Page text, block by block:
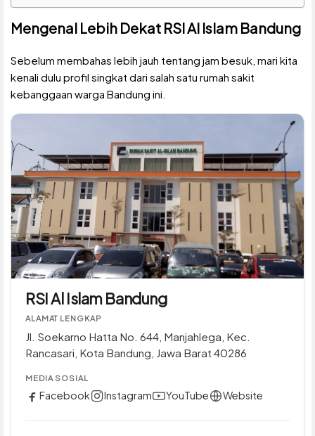
Mengenal Lebih Dekat RSI Al Islam Bandung
Sebelum membahas lebih jauh tentang jam besuk, mari kita
kenali dulu profil singkat dari salah satu rumah sakit
kebanggaan warga Bandung ini.
RSI Al Islam Bandung
ALAMAT LENGKAP
Jl. Soekarno Hatta No. 644, Manjahlega, Kec.
Rancasari, Kota Bandung, Jawa Barat 40286
MEDIA SOSIAL
Facebook Instagram YouTube Website